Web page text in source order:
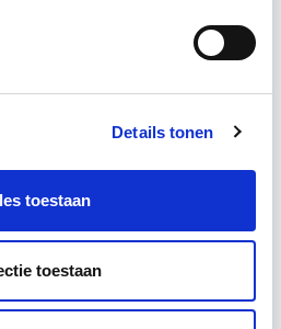
Details tonen
toestaan
toestaan
Vastgoed en
leer je duurzaamheid
(DMJOP). Hierbij